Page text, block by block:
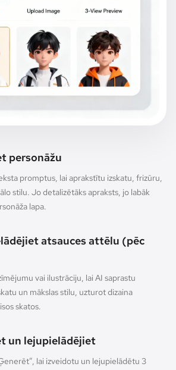
personāžu
promptus, lai aprakstītu izskatu, frizūru,
stilu. Jo detalizētāks apraksts, jo labāk
lapa.
atsauces attēlu (pēc
vai ilustrāciju, lai AI saprastu
un mākslas stilu, uzturot dizaina
skatos.
un lejupielādējiet
lai izveidotu un lejupielādētu 3